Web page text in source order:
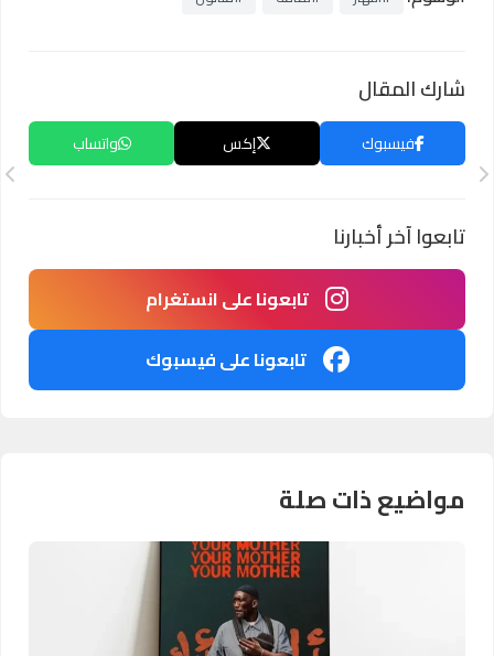
شارك المقال
فيسبوك إكس واتساب
تابعوا آخر أخبارنا
تابعونا على انستغرام
تابعونا على فيسبوك
مواضيع ذات صلة